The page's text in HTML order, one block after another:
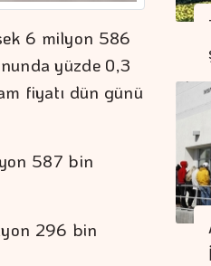
6 milyon 586
yüzde 0,3
fiyatı dün günü
587 bin
296 bin